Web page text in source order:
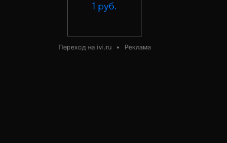
1 руб.
Переход на ivi.ru • Реклама